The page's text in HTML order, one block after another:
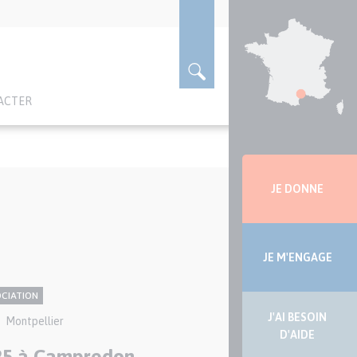
Ville(s)
Montpellier
latéraleJE DONNE
JE M'ENGAGE
J'AI BESOIN
D'AIDE